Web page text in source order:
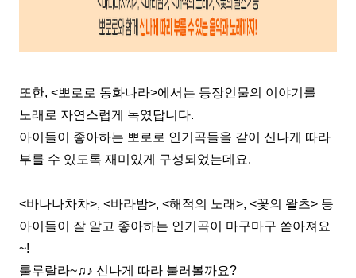
또한, <뽀로로 동화나라>에서는 등장인물의 이야기를
노래로 자연스럽게 녹였답니다.
아이들이 좋아하는 뽀로로 인기곡들을 같이 신나게 따라
부를 수 있도록 재미있게 구성되었는데요.
<바나나차차>, <바라밤>, <해적의 노래>, <꽃의 왈츠> 등
아이들이 잘 알고 좋아하는 인기곡이 마구마구 쏟아져요
~!
룰루랄라~♫♪ 신나게 따라 불러볼까요?